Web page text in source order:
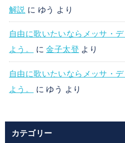
解説 に ゆう より
自由に歌いたいならメッサ・
よう。
に金子太登 より
自由に歌いたいならメッサ・
よう。
に ゆう より
カテゴリー